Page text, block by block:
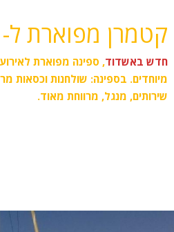
קטמרן מפוארת ל- 55 מפליגים
חדש באשדוד
מיוחדים. בספינה: שולחנות וכסאות
שירותים, מנגל, מרווחת מאוד.